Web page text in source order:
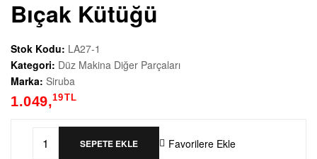
d
e
k
Bıçak Kütüğü
Stok Kodu: LA27-1
Kategori: Düz Makina Diğer Parçaları
Marka: Siruba
1.049,19TL
LU03
SEPETE EKLE Favorilere Ekle